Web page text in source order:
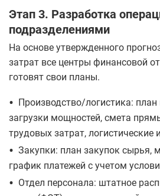
Этап 3. Разработка
подразделениями
На основе утвержденного
затрат все центры финансовой
готовят свои планы.
•
Производство/логистика:
загрузки мощностей, смета
трудовых затрат, логистические
• Закупки: план закупок сырья,
график платежей с учетом
• Отдел персонала: штатное